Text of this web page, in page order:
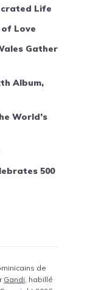
Life
Love
Gather
Album,
World’s
500
de
Gandi , habillé